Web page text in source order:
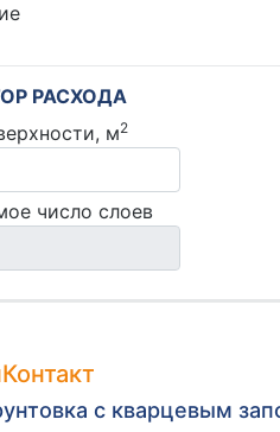
РАСХОДА
м2
число слоев
с кварцевым